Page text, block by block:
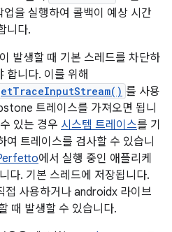
업을 실행하여 콜백이 예상 시간
니다.
발생할 때 기본 스레드를 차단하
합니다. 이를 위해
를 사용
트레이스를 가져오면 됩니
있는 경우 시스템 트레이스를 기
여 트레이스를 검사할 수 있습니
에서 실행 중인 애플리케
다. 기본 스레드에 저장됩니다.
사용하거나 androidx 라이브
때 발생할 수 있습니다.